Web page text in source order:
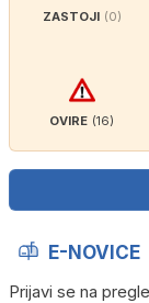
ZASTOJI (0)
OVIRE (16)
E-NOVICE
Prijavi se na